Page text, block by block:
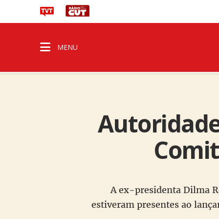
MENU
A ex-presidenta Dilma
estiveram presentes ao